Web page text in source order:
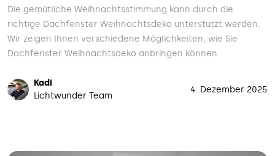
Die gemütliche Weihnachtsstimmung kann durch die
richtige Dachfenster Weihnachtsdeko unterstützt werden.
Wir zeigen Ihnen verschiedene Möglichkeiten, wie Sie
Dachfenster Weihnachtsdeko anbringen können.
Kadi
Lichtwunder Team
4. Dezember 2025